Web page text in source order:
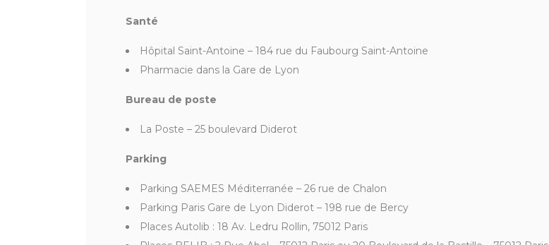
Santé
Hôpital Saint-Antoine – 184 rue du Faubourg Saint-Antoine
Pharmacie dans la Gare de Lyon
Bureau de poste
La Poste – 25 boulevard Diderot
Parking
Parking SAEMES Méditerranée – 26 rue de Chalon
Parking Paris Gare de Lyon Diderot – 198 rue de Bercy
Places Autolib : 18 Av. Ledru Rollin, 75012 Paris